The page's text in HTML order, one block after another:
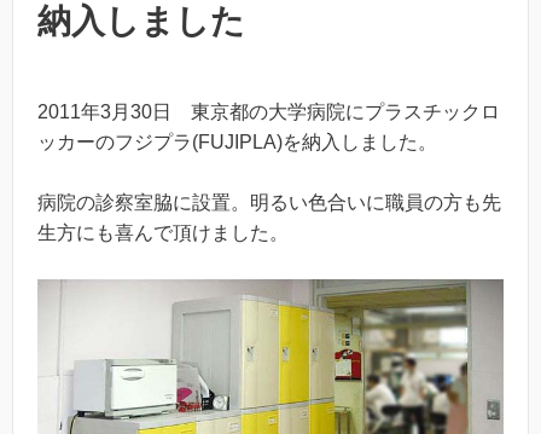
納入しました
2011年3月30日 東京都の大学病院にプラスチックロ
ッカーのフジプラ(FUJIPLA)を納入しました。
病院の診察室脇に設置。明るい色合いに職員の方も先
生方にも喜んで頂けました。